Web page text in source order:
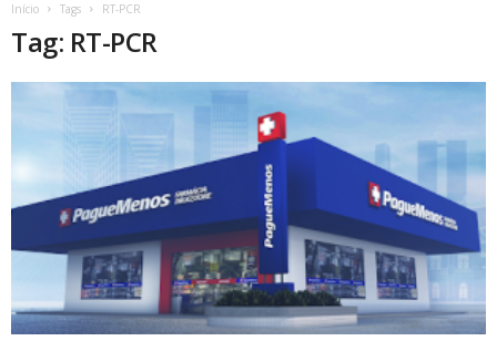
Início Tags RT-PCR
Tag: RT-PCR